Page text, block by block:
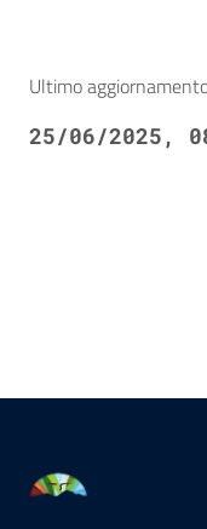
Ultimo
25/06/2025,